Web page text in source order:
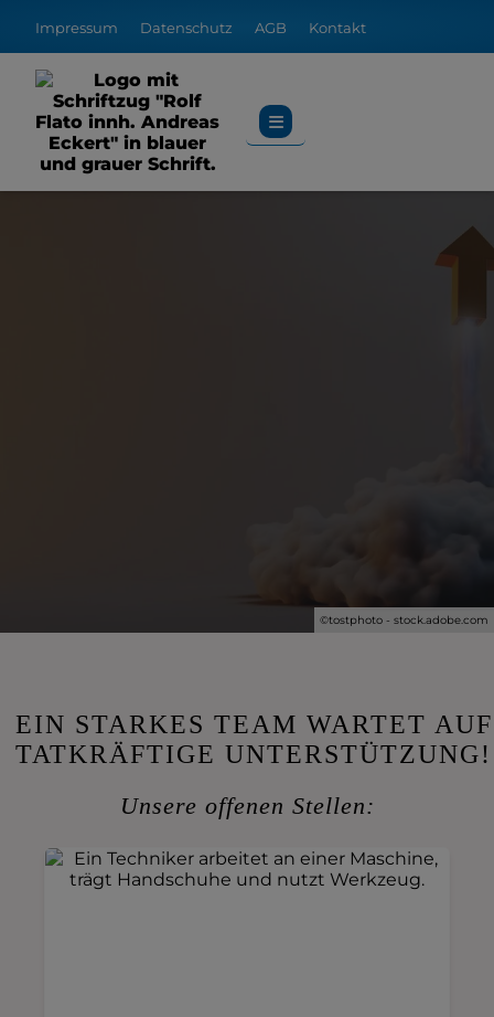
Impressum Datenschutz AGB Kontakt
©tostphoto - stock.adobe.com
EIN STARKES TEAM WARTET AUF
TATKRÄFTIGE UNTERSTÜTZUNG!
Unsere offenen Stellen: